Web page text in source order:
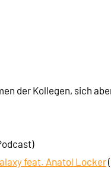
der Kollegen, sich
feat. Anatol Locker